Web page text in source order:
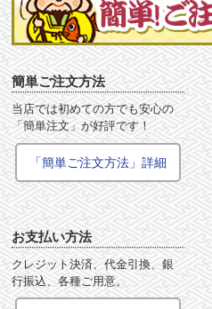
簡単ご注文方法
当店では初めての方でも安心の
「簡単注文」が好評です！
「簡単ご注文方法」詳細
お支払い方法
クレジット決済、代金引換、銀
行振込、各種ご用意。